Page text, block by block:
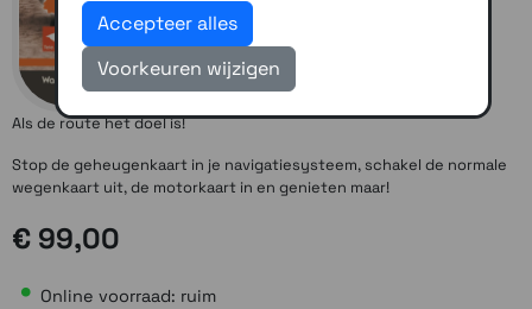
Als de route het doel is!
Stop de geheugenkaart in je navigatiesysteem, schakel de normale
wegenkaart uit, de motorkaart in en genieten maar!
€ 99,00
Online voorraad: ruim
Accepteer alles
Voorkeuren wijzigen